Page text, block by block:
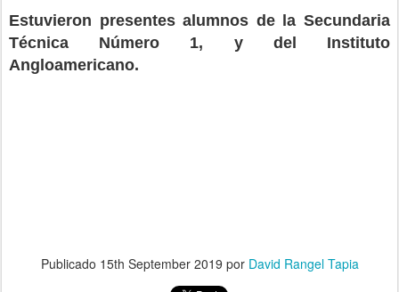
Estuvieron presentes alumnos de la Secundaria
Técnica Número 1, y del Instituto
Angloamericano.
Publicado 15th September 2019 por David Rangel Tapia